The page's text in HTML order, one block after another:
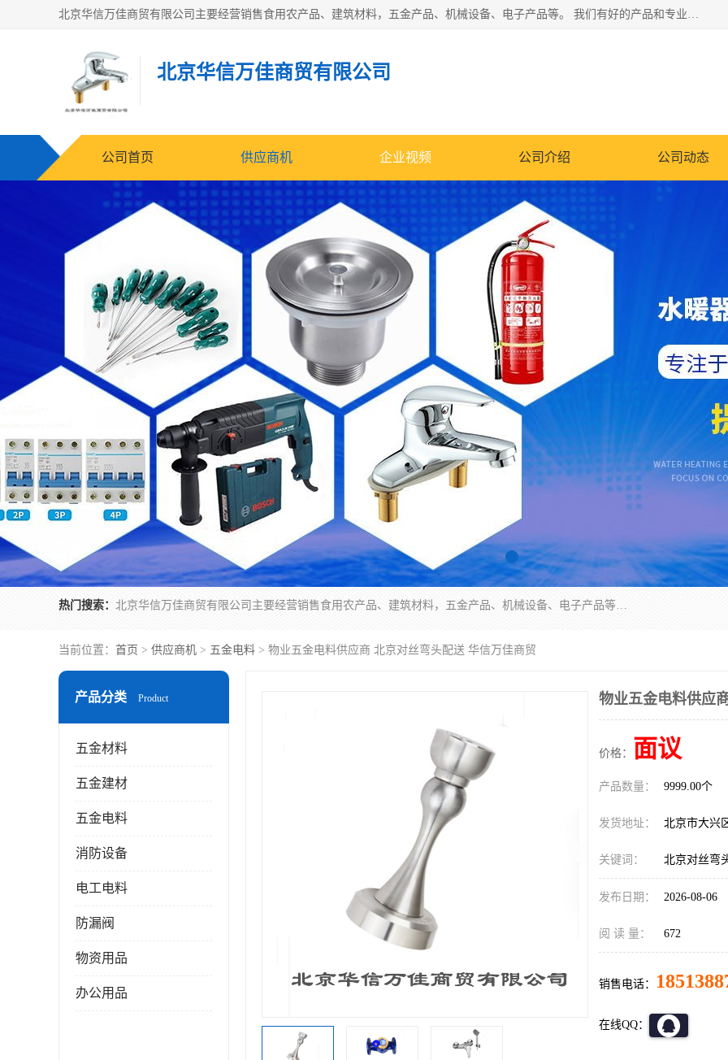
北京华信万佳商贸有限公司主要经营销售食用农产品、建筑材料，五金产品、机械设备、电子产品等。 我们有好的产品和专业的销售和技术团队，始终为客户提供好的产品和技术支持、健全的售后服务，如果您对我公司的产品服务有兴趣，期待您在线留言或者来电咨询!
北京华信万佳商贸有限公司
公司首页 供应商机 企业视频 公司介绍 公司动态
热门搜索： 北京华信万佳商贸有限公司主要经营销售食用农产品、建筑材料，五金产品、机械设备、电子产品等。 我们有好的产品和专业的销售和技术团队，始终为客户提供好的产品和技术支持、健全的售后服务，如果您对我公司的产品服务有兴趣，期待您在线留言或者来电咨询!
当前位置： 首页 > 供应商机 > 五金电料 > 物业五金电料供应商 北京对丝弯头配送 华信万佳商贸
产品分类 Product
五金材料
五金建材
五金电料
消防设备
电工电料
防漏阀
物资用品
办公用品
物业五金电料供应
价格： 面议
产品数量： 9999.00个
发货地址： 北京市大
关键词： 北京对丝弯
发布日期： 2026-08-06
阅 读 量： 672
销售电话：
在线QQ：